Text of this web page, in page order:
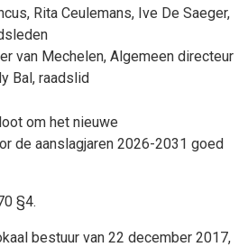
, Rita Ceulemans, Ive De Saeger,
van Mechelen, Algemeen directeur
Bal, raadslid
om het nieuwe
de aanslagjaren 2026-2031 goed
§4.
bestuur van 22 december 2017,